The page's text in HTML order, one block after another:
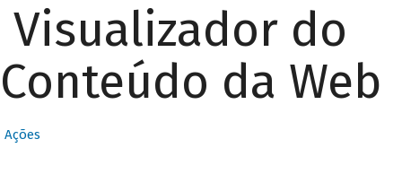
Visualizador do
Conteúdo da Web
Ações